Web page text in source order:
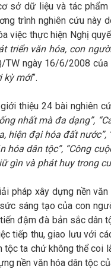
sở dữ liệu và tác
trình nghiên cứu này
việc thực hiện Nghị
triển văn hóa, con
TW ngày 16/6/2008 của
kỳ mới”.
thiệu 24 bài nghiên
nhất mà đa dạng”,
hiện đại hóa đất nước”,
hóa dân tộc”, “Công
gìn và phát huy trong
pháp xây dựng nền
sáng tạo của con
đậm đà bản sắc dân
tiếp thu, giao lưu với
tộc ta chứ không thể coi
nền văn hóa dân tộc